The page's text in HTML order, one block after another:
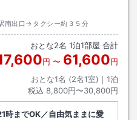
南出口→タクシー約３５分
おとな2名 1泊1部屋 合計
円 〜 61,600円
おとな1名 (2名1室)｜ 1泊
税込 8,800円〜30,800円
時までOK／自由気ままに愛